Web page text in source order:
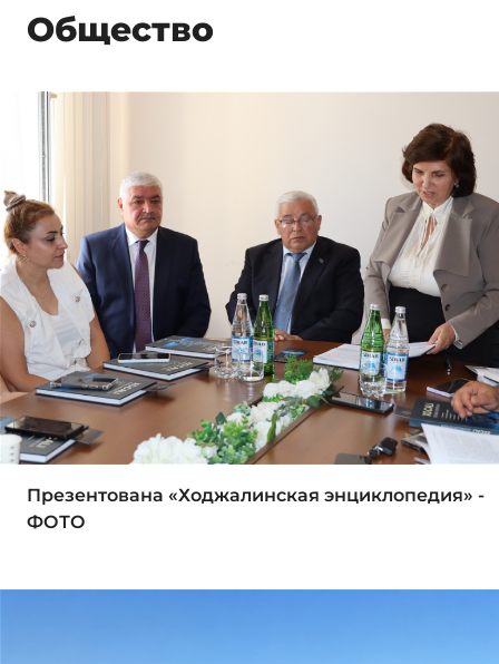
Общество
Презентована «Ходжалинская энциклопедия» -
ФОТО